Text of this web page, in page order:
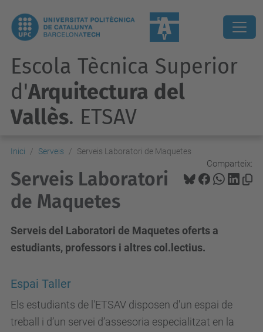
Escola Tècnica Superior
d'Arquitectura del
Vallès. ETSAV
Inici Serveis Serveis Laboratori de Maquetes
Comparteix:
Serveis Laboratori
de Maquetes
Serveis del Laboratori de Maquetes oferts a
estudiants, professors i altres col.lectius.
Espai Taller
Els estudiants de l'ETSAV disposen d'un espai de
treball i d’un servei d’assesoria especialitzat en la